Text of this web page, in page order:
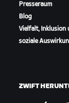
Presseraum
Blog
Vielfalt, Inklusion
soziale
ZWIFT